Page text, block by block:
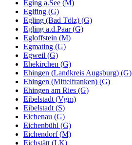
Eging a.See (M)
Eglfing (G)
Egling (Bad Tölz) (G)
Egling a.d.Paar (G)
Egloffstein (M)
Egmating (G)
Egweil (G)
Ehekirchen (G)
Ehingen (Landkreis Augsburg) (G)
Ehingen (Mittelfranken) (G)
Ehingen am Ries (G)
Eibelstadt (Vgm)
Eibelstadt (S)
Eichenau (G)
Eichenbühl (G)
Eichendorf (M)
Eichstätt (LK)